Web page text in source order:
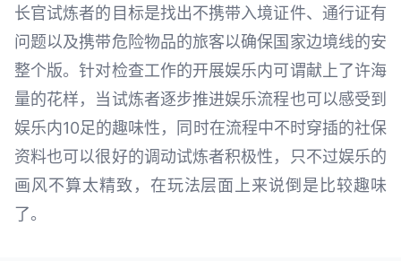
长官试炼者的目标是找出不携带入境证件、通行证有
问题以及携带危险物品的旅客以确保国家边境线的安
整个版。针对检查工作的开展娱乐内可谓献上了许海
量的花样，当试炼者逐步推进娱乐流程也可以感受到
娱乐内10足的趣味性，同时在流程中不时穿插的社保
资料也可以很好的调动试炼者积极性，只不过娱乐的
画风不算太精致，在玩法层面上来说倒是比较趣味
了。